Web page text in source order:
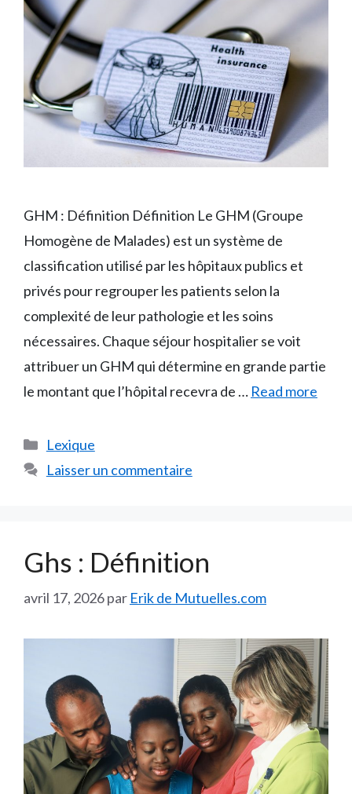
GHM : Définition Définition Le GHM (Groupe
Homogène de Malades) est un système de
classification utilisé par les hôpitaux publics et
privés pour regrouper les patients selon la
complexité de leur pathologie et les soins
nécessaires. Chaque séjour hospitalier se voit
attribuer un GHM qui détermine en grande partie
le montant que l’hôpital recevra de … Read more
Catégories
Lexique
Laisser un commentaire
Ghs : Définition
avril 17, 2026par Erik de Mutuelles.com